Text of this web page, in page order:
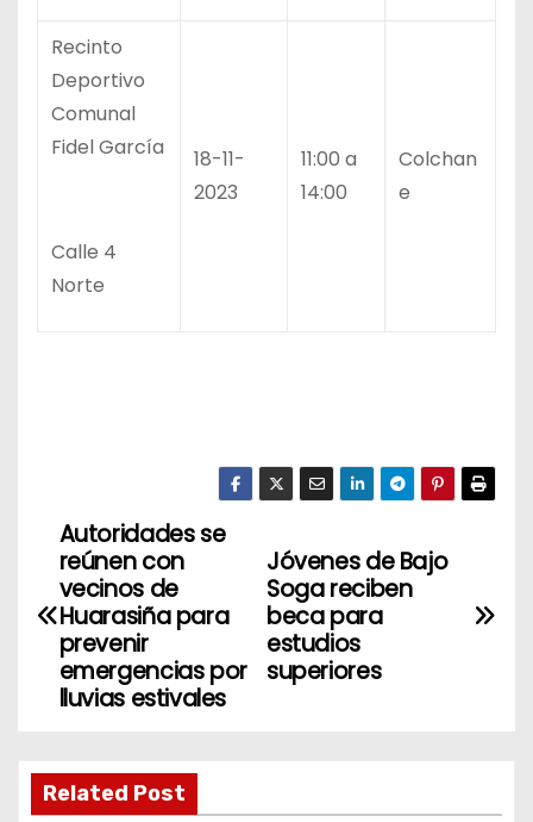
Recinto
Deportivo
Comunal
Fidel García
Calle 4
Norte
18-11-
2023
11:00 a
14:00
Colchan
e
N
a
a
Jóvenes de Bajo
Soga reciben
beca para
estudios
superiores
Autoridades se
reúnen con
vecinos de
Huarasiña para
prevenir
emergencias por
lluvias estivales
Related Post